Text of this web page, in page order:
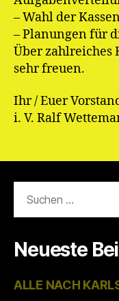
– Wahl der
– Planungen für
Über zahlreiches
sehr freuen.
Ihr / Euer
i. V. Ralf
nach:
Neueste
ALLE NACH